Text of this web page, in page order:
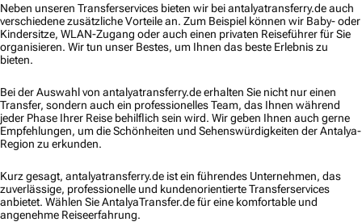
Neben unseren Transferservices bieten wir bei antalyatransferry.de auch
verschiedene zusätzliche Vorteile an. Zum Beispiel können wir Baby- oder
Kindersitze, WLAN-Zugang oder auch einen privaten Reiseführer für Sie
organisieren. Wir tun unser Bestes, um Ihnen das beste Erlebnis zu
bieten.
Bei der Auswahl von antalyatransferry.de erhalten Sie nicht nur einen
Transfer, sondern auch ein professionelles Team, das Ihnen während
jeder Phase Ihrer Reise behilflich sein wird. Wir geben Ihnen auch gerne
Empfehlungen, um die Schönheiten und Sehenswürdigkeiten der Antalya-
Region zu erkunden.
Kurz gesagt, antalyatransferry.de ist ein führendes Unternehmen, das
zuverlässige, professionelle und kundenorientierte Transferservices
anbietet. Wählen Sie AntalyaTransfer.de für eine komfortable und
angenehme Reiseerfahrung.